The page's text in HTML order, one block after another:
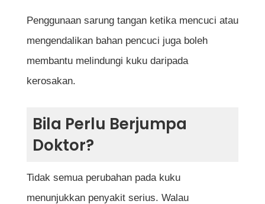
Penggunaan sarung tangan ketika mencuci atau
mengendalikan bahan pencuci juga boleh
membantu melindungi kuku daripada
kerosakan.
Bila Perlu Berjumpa
Doktor?
Tidak semua perubahan pada kuku
menunjukkan penyakit serius. Walau